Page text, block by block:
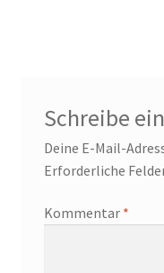
Schreibe
Deine E-Mail-
Erforderliche
Kommentar *